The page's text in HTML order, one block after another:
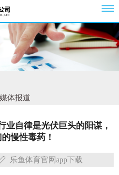
媒体报道
业自律是光伏巨头的阳谋，
慢性毒药！
乐鱼体育官网app下载